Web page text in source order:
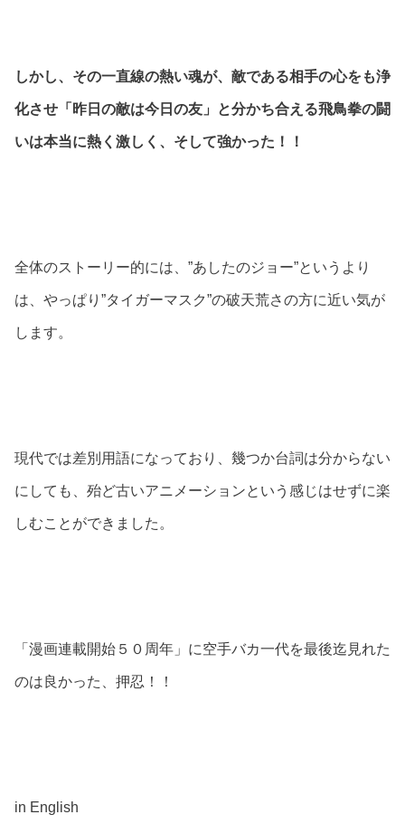
しかし、その一直線の熱い魂が、敵である相手の心をも浄
化させ「昨日の敵は今日の友」と分かち合える飛鳥拳の闘
いは本当に熱く激しく、そして強かった！！
全体のストーリー的には、”あしたのジョー”というより
は、やっぱり”タイガーマスク”の破天荒さの方に近い気が
します。
現代では差別用語になっており、幾つか台詞は分からない
にしても、殆ど古いアニメーションという感じはせずに楽
しむことができました。
「漫画連載開始５０周年」に空手バカ一代を最後迄見れた
のは良かった、押忍！！
in English